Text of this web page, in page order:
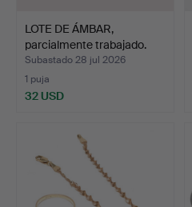
LOTE DE ÁMBAR,
parcialmente trabajado.
Subastado 28 jul 2026
1 puja
32 USD